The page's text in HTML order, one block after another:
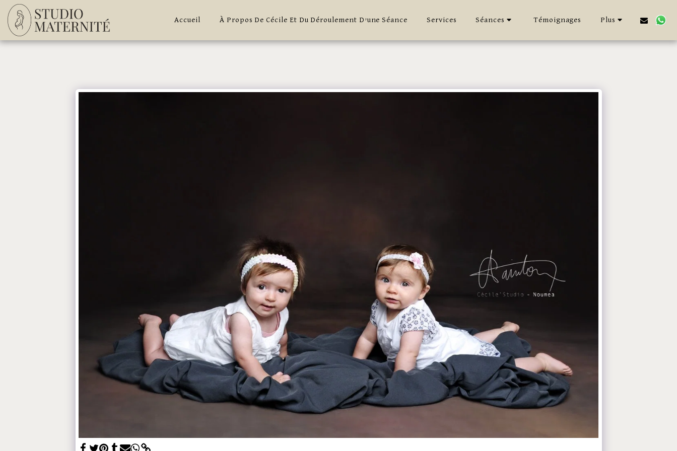
Accueil À Propos De Cécile Et Du Déroulement D’une Séance Services Séances Témoignages Plus